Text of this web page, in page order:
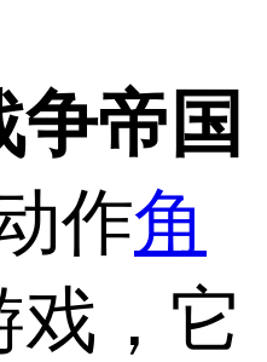
争帝国
作角
戏，它